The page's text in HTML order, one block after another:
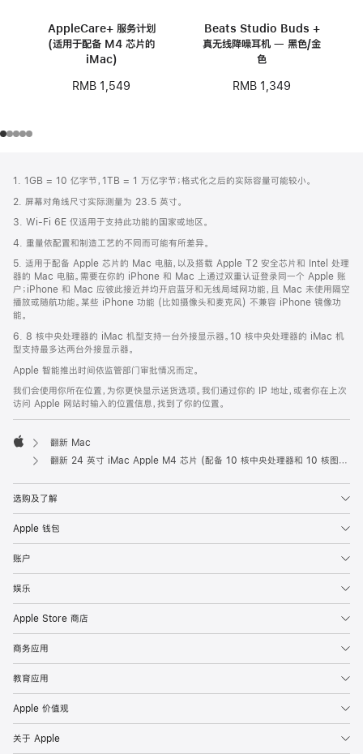
AppleCare+ 服务计划
(适用于配备 M4 芯片的
iMac)
RMB 1,549
Beats Studio Buds +
真无线降噪耳机 — 黑色/金
色
RMB 1,349
页
脚
注
1. 1GB = 10 亿字节，1TB = 1 万亿字节；格式化之后的实际容量可能较小。
2. 屏幕对角线尺寸实际测量为 23.5 英寸。
3. Wi-Fi 6E 仅适用于支持此功能的国家或地区。
4. 重量依配置和制造工艺的不同而可能有所差异。
5. 适用于配备 Apple 芯片的 Mac 电脑，以及搭载 Apple T2 安全芯片和 Intel 处理
器的 Mac 电脑。需要在你的 iPhone 和 Mac 上通过双重认证登录同一个 Apple 账
户；iPhone 和 Mac 应彼此接近并均开启蓝牙和无线局域网功能，且 Mac 未使用隔空
播放或随航功能。某些 iPhone 功能 (比如摄像头和麦克风) 不兼容 iPhone 镜像功
能。
6. 8 核中央处理器的 iMac 机型支持一台外接显示器。10 核中央处理器的 iMac 机
型支持最多达两台外接显示器。
Apple 智能推出时间依监管部门审批情况而定。
我们会使用你所在位置，为你更快显示送货选项。我们通过你的 IP 地址，或者你在上次
访问 Apple 网站时输入的位置信息，找到了你的位置。
Apple
翻新 Mac
翻新 24 英寸 iMac Apple M4 芯片 (配备 10 核中央处理器和 10 核图形处理器) 以及千兆以太网端口和纳米纹理玻璃面板 - 粉色
选购及了解
Apple 钱包
账户
娱乐
Apple Store 商店
商务应用
教育应用
Apple 价值观
关于 Apple